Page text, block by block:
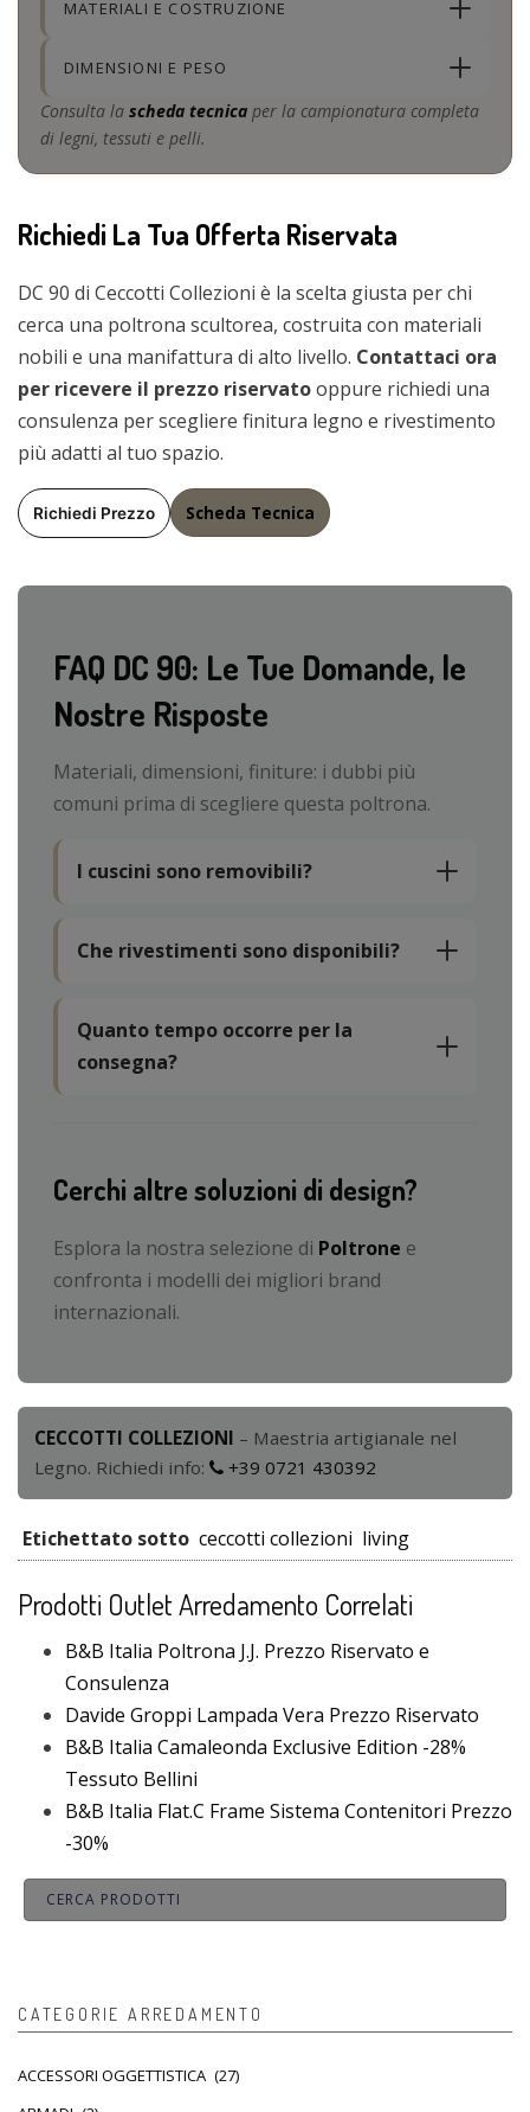
MATERIALI E COSTRUZIONE
DIMENSIONI E PESO
Consulta la scheda tecnica per la campionatura completa
di legni, tessuti e pelli.
Richiedi La Tua Offerta Riservata
DC 90 di Ceccotti Collezioni è la scelta giusta per chi
cerca una poltrona scultorea, costruita con materiali
nobili e una manifattura di alto livello. Contattaci ora
per ricevere il prezzo riservatooppure richiedi una
consulenza per scegliere finitura legno e rivestimento
più adatti al tuo spazio.
Richiedi Prezzo Scheda Tecnica
FAQ DC 90: Le Tue Domande, le
Nostre Risposte
Materiali, dimensioni, finiture: i dubbi più
comuni prima di scegliere questa poltrona.
I cuscini sono removibili?
Che rivestimenti sono disponibili?
Quanto tempo occorre per la
consegna?
Cerchi altre soluzioni di design?
Esplora la nostra selezione di Poltrone e
confronta i modelli dei migliori brand
internazionali.
CECCOTTI COLLEZIONI – Maestria artigianale nel
Legno. Richiedi info:
+39 0721 430392
Etichettato sotto ceccotti collezioni living
Prodotti Outlet Arredamento Correlati
B&B Italia Poltrona J.J. Prezzo Riservato e
Consulenza
Davide Groppi Lampada Vera Prezzo Riservato
B&B Italia Camaleonda Exclusive Edition -28%
Tessuto Bellini
B&B Italia Flat.C Frame Sistema Contenitori Prezzo
-30%
CATEGORIE ARREDAMENTO
ACCESSORI OGGETTISTICA (27)